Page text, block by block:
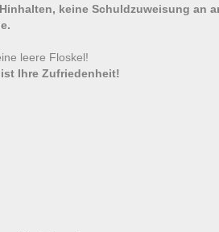
keine Schuldzuweisung an
leere Floskel!
Ihre Zufriedenheit!